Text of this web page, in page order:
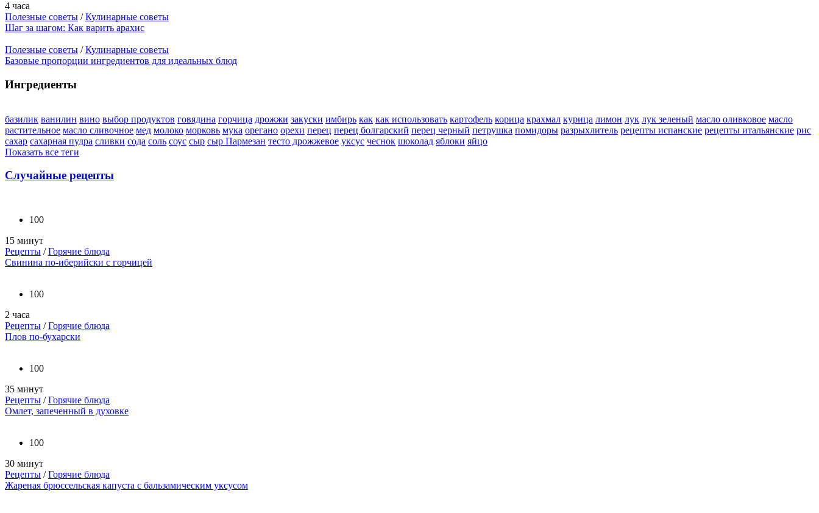
4 часа
Полезные советы /Кулинарные советы
Шаг за шагом: Как варить арахис
Полезные советы /Кулинарные советы
Базовые пропорции ингредиентов для идеальных блюд
Ингредиенты
базилик ванилин вино выбор продуктов говядина горчица дрожжи закуски имбирь как как использовать картофель корица крахмал курица лимон лук лук зеленый масло оливковое масло
растительное масло сливочное мед молоко морковь мука орегано орехи перец перец болгарский перец черный петрушка помидоры разрыхлитель рецепты испанские рецепты итальянские рис
сахар сахарная пудра сливки сода соль соус сыр сыр Пармезан тесто дрожжевое уксус чеснок шоколад яблоки яйцо
Показать все теги
Случайные рецепты
100
15 минут
Рецепты /Горячие блюда
Свинина по-иберийски с горчицей
100
2 часа
Рецепты /Горячие блюда
Плов по-бухарски
100
35 минут
Рецепты /Горячие блюда
Омлет, запеченный в духовке
100
30 минут
Рецепты /Горячие блюда
Жареная брюссельская капуста с бальзамическим уксусом